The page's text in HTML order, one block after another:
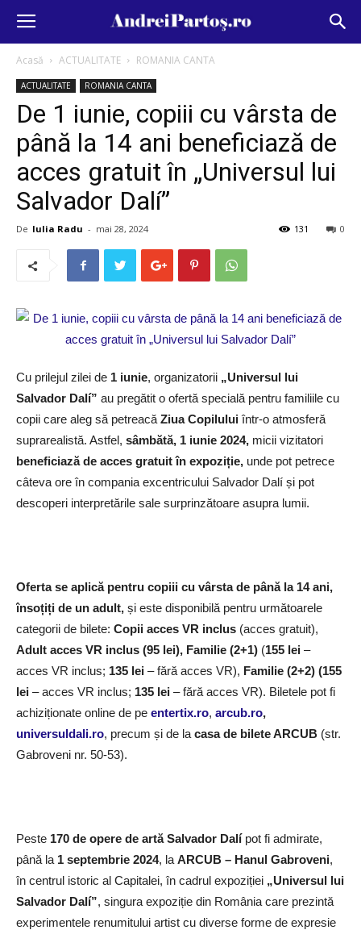
Acasă ACTUALITATE ROMANIA CANTA
ACTUALITATE ROMANIA CANTA
De 1 iunie, copiii cu vârsta de
până la 14 ani beneficiază de
acces gratuit în „Universul lui
Salvador Dalí”
De Iulia Radu - mai 28, 2024 0
131
Cu prilejul zilei de 1 iunie, organizatorii „Universul lui
Salvador Dalí” au pregătit o ofertă specială pentru familiile cu
copii care aleg să petreacă Ziua Copilului într-o atmosferă
suprarealistă. Astfel, sâmbătă, 1 iunie 2024, micii vizitatori
beneficiază de acces gratuit în expoziție, unde pot petrece
câteva ore în compania excentricului Salvador Dalí și pot
descoperi interpretările sale surprinzătoare asupra lumii.
Oferta se aplică pentru copiii cu vârsta de până la 14 ani,
însoțiți de un adult, și este disponibilă pentru următoarele
categorii de bilete: Copii acces VR inclus (acces gratuit),
Adult acces VR inclus (95 lei), Familie (2+1) (155 lei –
acces VR inclus; 135 lei – fără acces VR), Familie (2+2) (155
lei – acces VR inclus; 135 lei – fără acces VR). Biletele pot fi
achiziționate online de pe entertix.ro, arcub.ro,
universuldali.ro, precum și de la casa de bilete ARCUB (str.
Gabroveni nr. 50-53).
Peste 170 de opere de artă Salvador Dalípot fi admirate,
până la 1 septembrie 2024, la ARCUB – Hanul Gabroveni,
în centrul istoric al Capitalei, în cadrul expoziției „Universul lui
Salvador Dalí”, singura expoziție din România care prezintă
experimentele renumitului artist cu diverse forme de expresie